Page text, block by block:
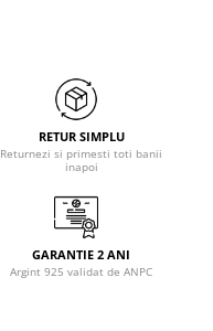
RETUR SIMPLU
Returnezi si primesti toti banii
inapoi
GARANTIE 2 ANI
Argint 925 validat de ANPC